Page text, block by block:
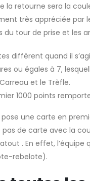
la retourne sera la
très appréciée par
du tour de prise et
diffèrent quand il
ou égales à 7,
et le Trèfle.
1000 points
une carte en
pas de carte avec la
. En effet,
rebelote).